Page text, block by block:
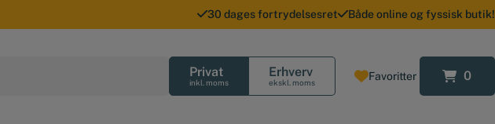
30 dages fortrydelsesret Både online og fyssisk butik!
Privat
inkl. moms
Erhverv
ekskl. moms Favoritter 0
0